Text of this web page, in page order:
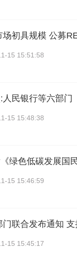
场初具规模 公募
15 15:51:58
人民银行等六部门
15 15:48:38
绿色低碳发展国
15 15:46:59
门联合发布通知
15 15:45:17